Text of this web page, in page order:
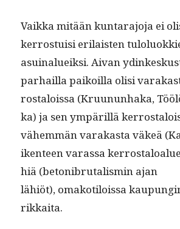
Vaik­ka mitään kun­tara­jo­ja ei
ker­ros­tu­isi eri­lais­ten
asuinalueik­si. Aivan
parhail­la paikoil­la olisi
rostalois­sa (Kru­u­nun­haka,
ka) ja sen ympäril­lä
vähem­män varakas­ta väkeä
iken­teen varas­sa
hiä (betoni­bru­tal­is­min ajan
lähiöt), omakotilois­sa
rikkaita.